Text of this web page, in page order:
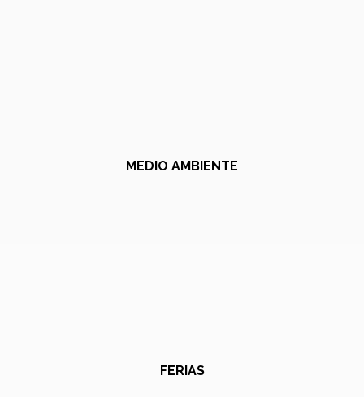
MEDIO AMBIENTE
FERIAS